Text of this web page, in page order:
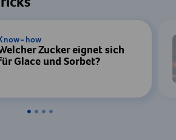
how
Zucker eignet sich
Glace und Sorbet?